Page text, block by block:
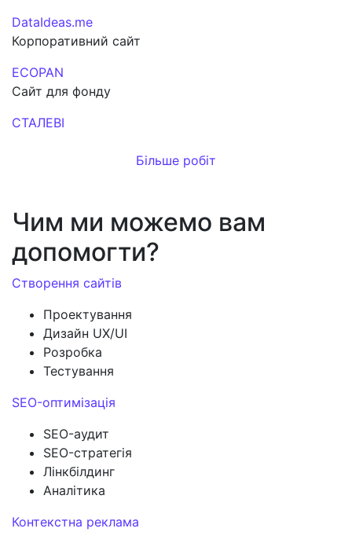
DataIdeas.me
Корпоративний сайт
ECOPAN
Сайт для фонду
СТАЛЕВІ
Більше робіт
Чим ми можемо вам
допомогти?
Створення сайтів
Проектування
Дизайн UX/UI
Розробка
Тестування
SEO-оптимізація
SEO-аудит
SEO-стратегія
Лінкбілдинг
Аналітика
Контекстна реклама